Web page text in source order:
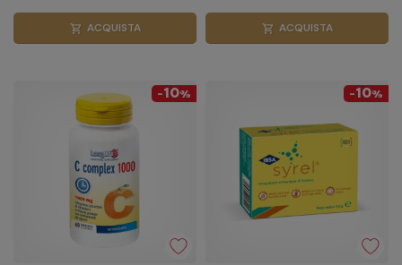
shopping_cart ACQUISTA shopping_cart ACQUISTA
-10% -10%